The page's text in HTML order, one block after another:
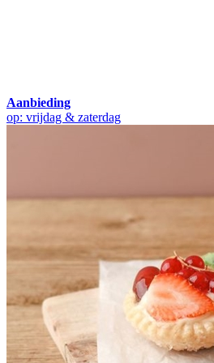
Aanbieding
op: vrijdag & zaterdag